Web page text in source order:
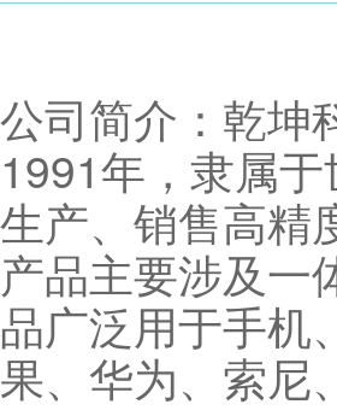
公司简介：乾坤
1991年，隶属
生产、销售高精
产品主要涉及一
品广泛用于手机
果、华为、索尼